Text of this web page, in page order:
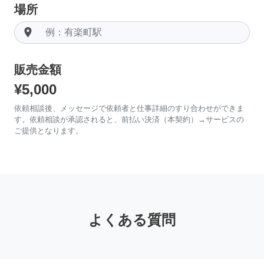
場所
room
販売金額
¥5,000
依頼相談後、メッセージで依頼者と仕事詳細のすり合わせができま
す。依頼相談が承認されると、前払い決済（本契約）→サービスの
ご提供となります。
よくある質問